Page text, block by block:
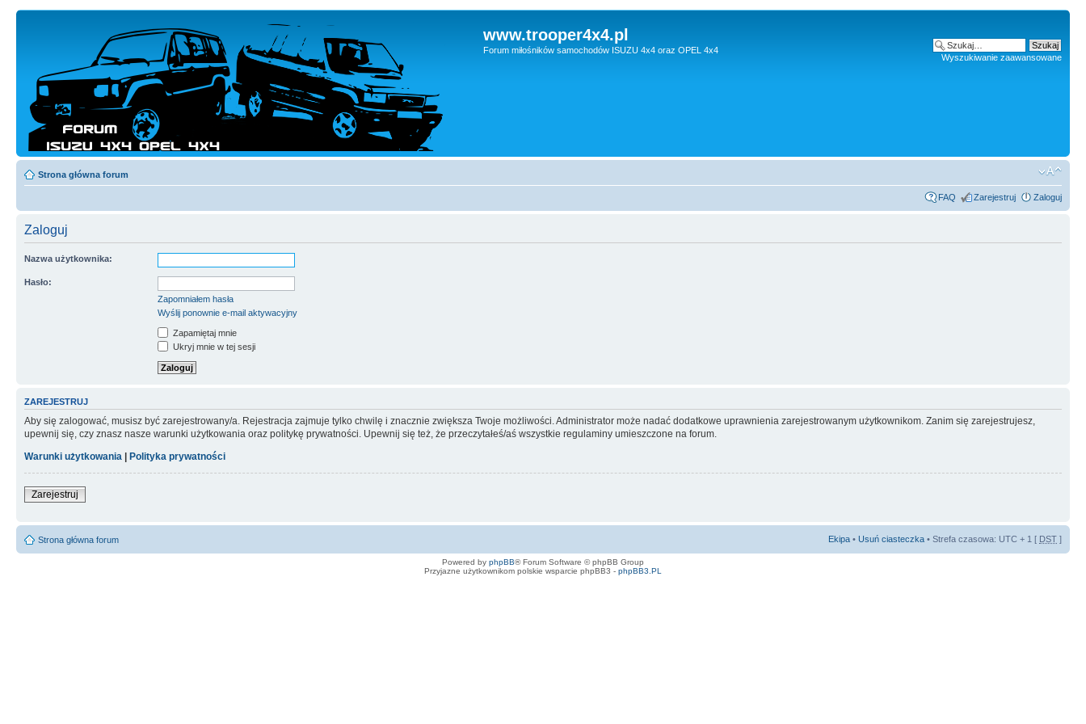
www.trooper4x4.pl
Forum miłośników samochodów ISUZU 4x4 oraz OPEL 4x4
Wyszukiwanie zaawansowane
Strona główna forum
FAQ Zarejestruj Zaloguj
Zaloguj
Nazwa użytkownika:
Hasło:
Zapomniałem hasła
Wyślij ponownie e-mail aktywacyjny
Zapamiętaj mnie
Ukryj mnie w tej sesji
ZAREJESTRUJ
Aby się zalogować, musisz być zarejestrowany/a. Rejestracja zajmuje tylko chwilę i znacznie zwiększa Twoje możliwości. Administrator może nadać dodatkowe uprawnienia zarejestrowanym użytkownikom. Zanim się zarejestrujesz,
upewnij się, czy znasz nasze warunki użytkowania oraz politykę prywatności. Upewnij się też, że przeczytałeś/aś wszystkie regulaminy umieszczone na forum.
Warunki użytkowania | Polityka prywatności
Zarejestruj
Strona główna forum Ekipa • Usuń ciasteczka • Strefa czasowa: UTC + 1 [ DST ]
Powered by phpBB® Forum Software © phpBB Group
Przyjazne użytkownikom polskie wsparcie phpBB3 - phpBB3.PL